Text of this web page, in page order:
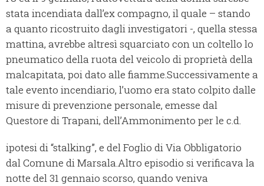
stata incendiata dall’ex compagno, il quale – stando
a quanto ricostruito dagli investigatori -, quella stessa
mattina, avrebbe altresì squarciato con un coltello lo
pneumatico della ruota del veicolo di proprietà della
malcapitata, poi dato alle fiamme.Successivamente a
tale evento incendiario, l’uomo era stato colpito dalle
misure di prevenzione personale, emesse dal
Questore di Trapani, dell’Ammonimento per le c.d.
ipotesi di “stalking”, e del Foglio di Via Obbligatorio
dal Comune di Marsala.Altro episodio si verificava la
notte del 31 gennaio scorso, quando veniva